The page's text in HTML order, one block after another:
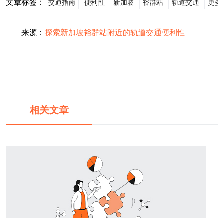
文章标签： 交通指南 便利性 新加坡 裕群站 轨道交通 更
来源： 探索新加坡裕群站附近的轨道交通便利性
相关文章